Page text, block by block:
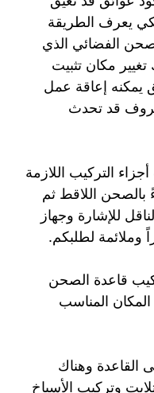
يعرف الطريقة
الفضائي الذي
مكان تثبيت
يمكنه إعاقة عمل
قد تحدث
التركيب اللازمة
بالصحن اللاقط ثم
للإشارة وجهاز
وملائمة لطلبكم.
قاعدة الصحن
المناسب
القاعدة وهناك
وتركيب الأسياخ